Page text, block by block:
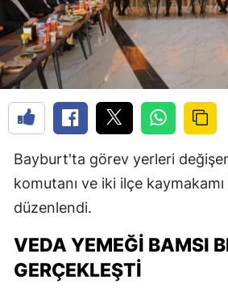
Bayburt'ta görev yerleri
komutanı ve iki ilçe kaymakamı
düzenlendi.
VEDA YEMEĞI BAMSI
GERÇEKLEŞTI